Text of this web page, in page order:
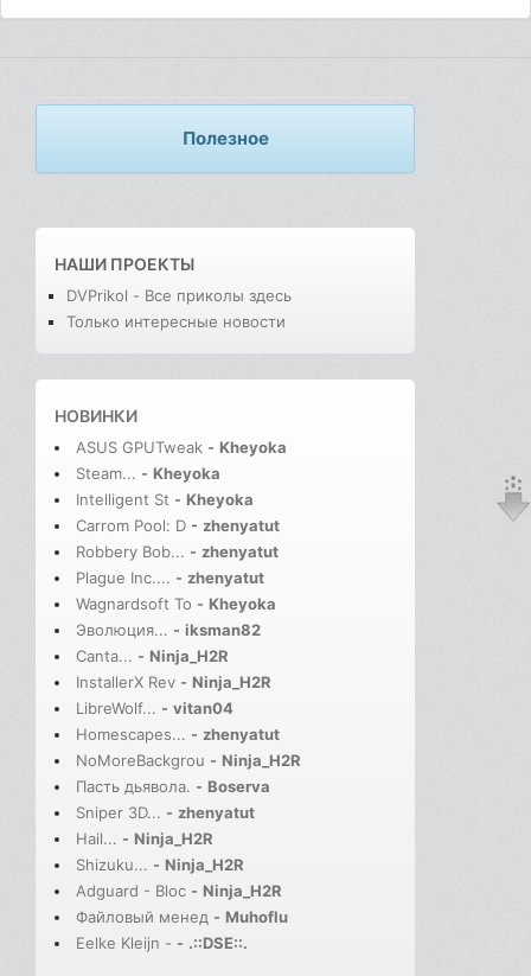
Полезное
НАШИ ПРОЕКТЫ
DVPrikol - Все приколы здесь
Только интересные новости
НОВИНКИ
ASUS GPUTweak - Kheyoka
Steam... - Kheyoka
Intelligent St - Kheyoka
Carrom Pool: D - zhenyatut
Robbery Bob... - zhenyatut
Plague Inc.... - zhenyatut
Wagnardsoft To - Kheyoka
Эволюция... - iksman82
Canta... - Ninja_H2R
InstallerX Rev - Ninja_H2R
LibreWolf... - vitan04
Homescapes... - zhenyatut
NoMoreBackgrou - Ninja_H2R
Пасть дьявола. - Boserva
Sniper 3D... - zhenyatut
Hail... - Ninja_H2R
Shizuku... - Ninja_H2R
Adguard - Bloc - Ninja_H2R
Файловый менед - Muhoflu
Eelke Kleijn - - .::DSE::.